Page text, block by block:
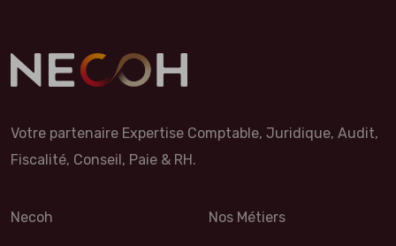
Votre partenaire Expertise Comptable, Juridique, Audit,
Fiscalité, Conseil, Paie & RH.
Necoh Nos Métiers